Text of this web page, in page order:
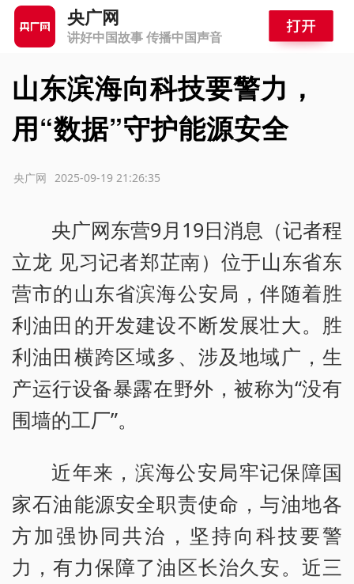
央广网
讲好中国故事 传播中国声音
山东滨海向科技要警力，
用“数据”守护能源安全
2025-09-19 21:26:35
央广网
央广网东营9月19日消息（记者程
立龙 见习记者郑芷南）位于山东省东
营市的山东省滨海公安局，伴随着胜
利油田的开发建设不断发展壮大。胜
利油田横跨区域多、涉及地域广，生
产运行设备暴露在野外，被称为“没有
围墙的工厂”。
近年来，滨海公安局牢记保障国
家石油能源安全职责使命，与油地各
方加强协同共治，坚持向科技要警
力，有力保障了油区长治久安。近三